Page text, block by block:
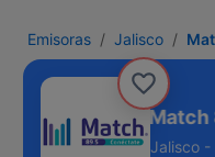
Emisoras Jalisco
Match
Jalisco -